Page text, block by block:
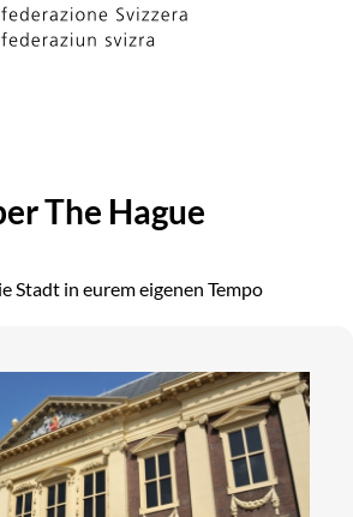
The Hague
Stadt in eurem eigenen Tempo